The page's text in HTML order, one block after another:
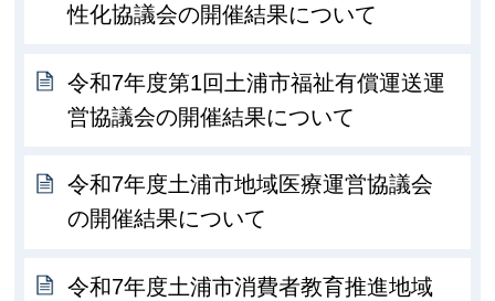
性化協議会の開催結果について
令和7年度第1回土浦市福祉有償運送運
営協議会の開催結果について
令和7年度土浦市地域医療運営協議会
の開催結果について
令和7年度土浦市消費者教育推進地域